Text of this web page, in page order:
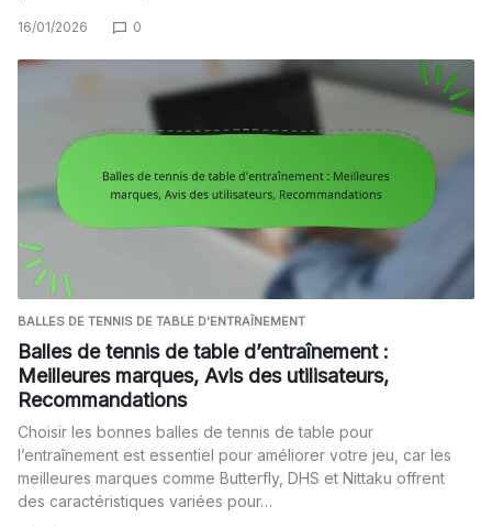
16/01/2026 0
BALLES DE TENNIS DE TABLE D'ENTRAÎNEMENT
Balles de tennis de table d’entraînement :
Meilleures marques, Avis des utilisateurs,
Recommandations
Choisir les bonnes balles de tennis de table pour
l’entraînement est essentiel pour améliorer votre jeu, car les
meilleures marques comme Butterfly, DHS et Nittaku offrent
des caractéristiques variées pour…